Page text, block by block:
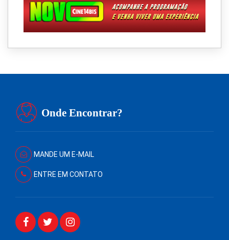
Onde Encontrar?
MANDE UM E-MAIL
ENTRE EM CONTATO